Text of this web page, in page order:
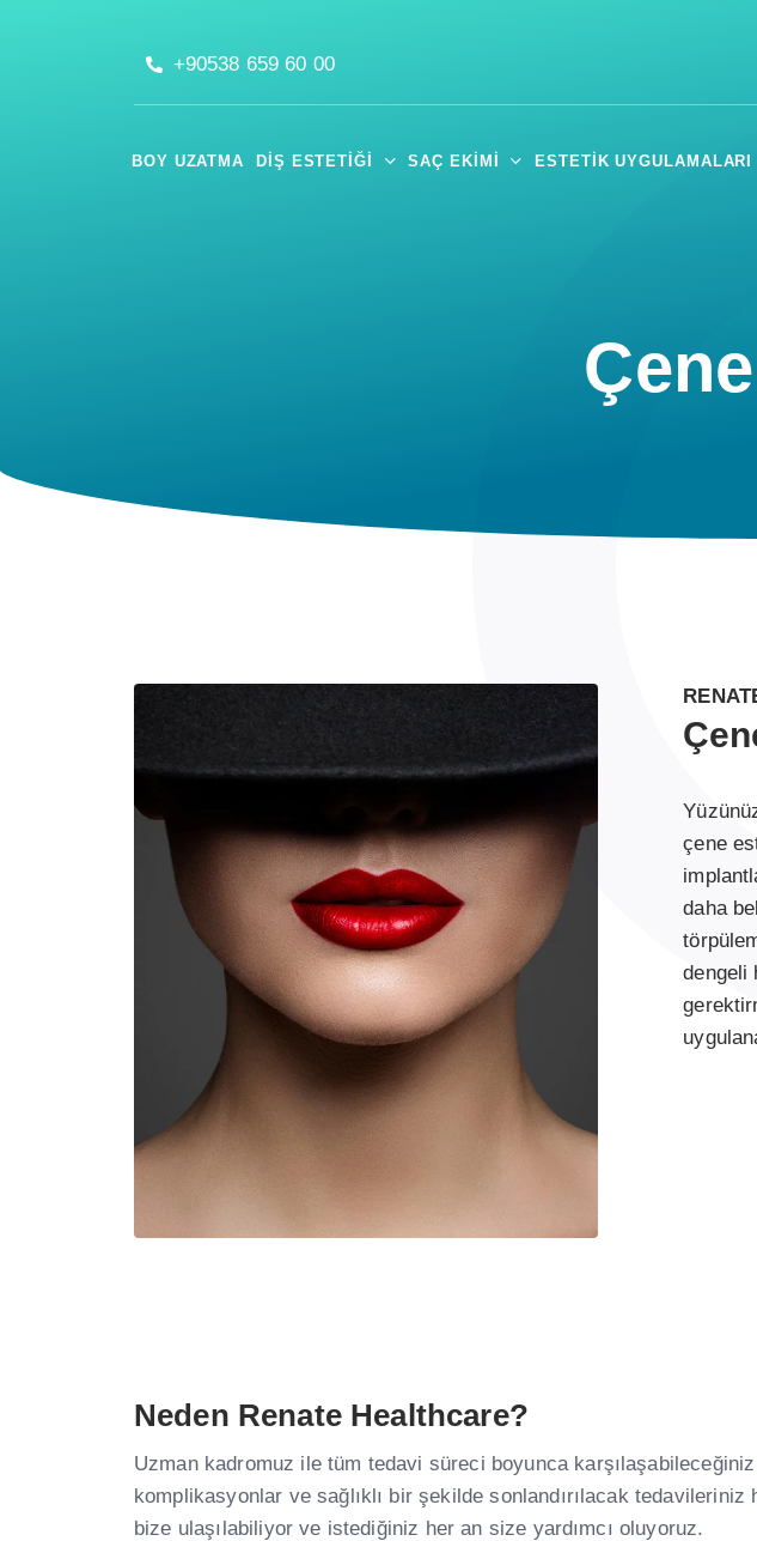
+90538 659 60 00
BOY UZATMA DIŞ ESTETIĞI SAÇ EKIMI ESTETIK UYGULAMALARI
çene
daha
dengeli
Neden Renate Healthcare?
Uzman kadromuz ile tüm tedavi süreci boyunca
komplikasyonlar ve sağlıklı bir şekilde sonlandırılacak tedavileriniz
bize ulaşılabiliyor ve istediğiniz her an size yardımcı oluyoruz.